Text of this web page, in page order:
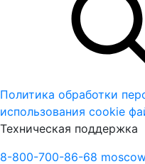
Политика обработки
использования cookie
Техническая поддержка
8-800-700-86-68